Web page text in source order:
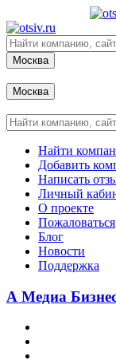
Москва
Москва
Найти
Добавить
Написать
Личный
О проекте
Пожаловаться
Блог
Новости
Поддержка
А Медиа